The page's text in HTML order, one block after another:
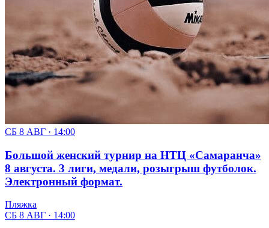
СБ 8 АВГ · 14:00
Большой женский турнир на НТЦ «Самаранча»
8 августа. 3 лиги, медали, розыгрыш футболок.
Электронный формат.
Пляжка
СБ 8 АВГ · 14:00